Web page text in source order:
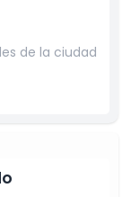
con
danza
del Safari
de la ciudad